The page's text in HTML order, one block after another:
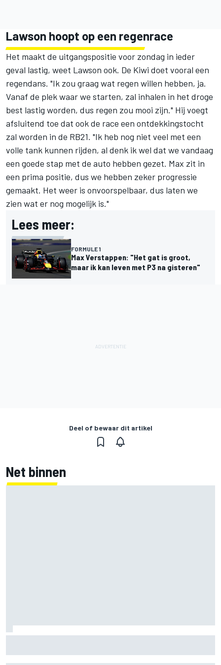
Lawson hoopt op een regenrace
Het maakt de uitgangspositie voor zondag in ieder
geval lastig, weet Lawson ook. De Kiwi doet vooral een
regendans. "Ik zou graag wat regen willen hebben, ja.
Vanaf de plek waar we starten, zal inhalen in het droge
best lastig worden, dus regen zou mooi zijn." Hij voegt
afsluitend toe dat ook de race een ontdekkingstocht
zal worden in de RB21. "Ik heb nog niet veel met een
volle tank kunnen rijden, al denk ik wel dat we vandaag
een goede stap met de auto hebben gezet. Max zit in
een prima positie, dus we hebben zeker progressie
gemaakt. Het weer is onvoorspelbaar, dus laten we
zien wat er nog mogelijk is."
Lees meer:
FORMULE 1
Max Verstappen: "Het gat is groot,
maar ik kan leven met P3 na gisteren"
Deel of bewaar dit artikel
Net binnen